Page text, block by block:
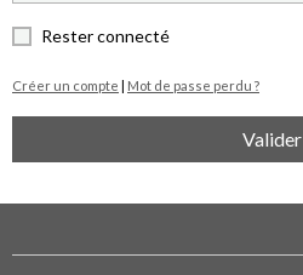
Rester connecté
Créer un compte | Mot de passe perdu ?
Valider